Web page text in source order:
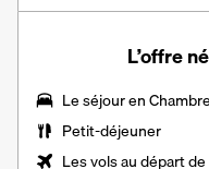
L’offre
Le séjour en
Petit-déjeuner
Les vols au départ